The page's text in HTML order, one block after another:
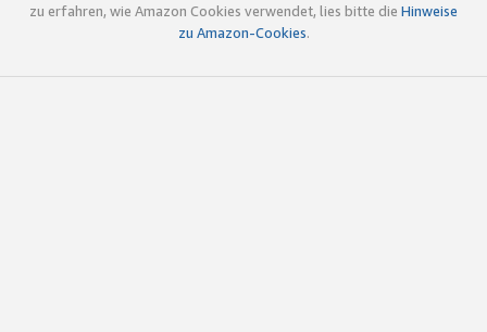
zu erfahren, wie Amazon Cookies verwendet, lies bitte die Hinweise
zu Amazon-Cookies.